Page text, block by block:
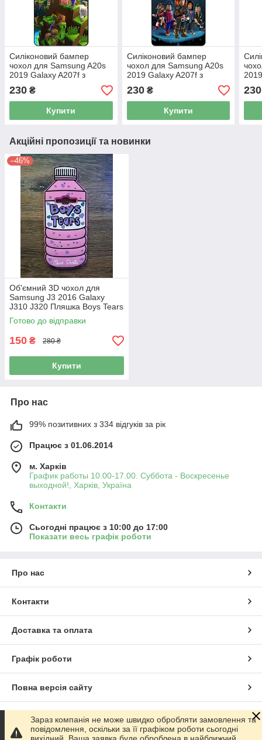
Силіконовий бампер
чохол для Samsung A20s
2019 Galaxy A207f з
230 ₴
Купити
Силіконовий бампер
чохол для Samsung A20s
2019 Galaxy A207f з
230₴
Купити
230
Акційні пропозиції та новинки
–46%
Об'ємний 3D чохол для
Samsung J3 2016 Galaxy
J310 J320 Пляшка Boys Tears
Готово до відправки
150 ₴ 280 ₴
Купити
Про нас
99% позитивних з 334 відгуків за рік
Працює з 01.06.2014
м. Харків
График работы 10.00-17.00. Суббота - Воскресенье
выходной!, Харків, Україна
Контакти
Сьогодні працює з 10:00 до 17:00
Показати весь графік роботи
Про нас
Контакти
Доставка та оплата
Графік роботи
Повна версія сайту
Сайт створено на маркетплейсі Prom.ua
Зараз компанія не може швидко обробляти замовлення та
повідомлення, оскільки за її графіком роботи сьогодні